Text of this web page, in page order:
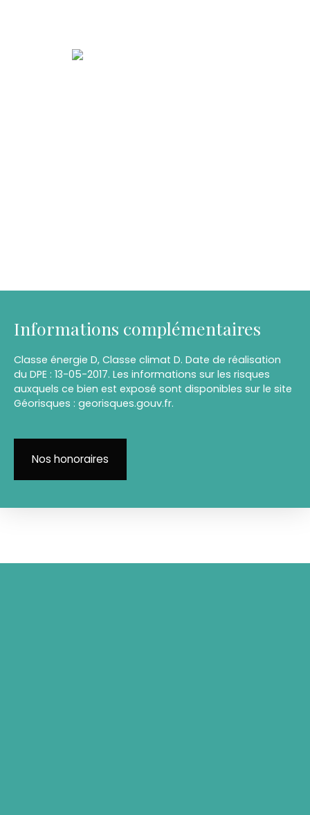
Informations complémentaires
Classe énergie D, Classe climat D. Date de réalisation
du DPE : 13-05-2017. Les informations sur les risques
auxquels ce bien est exposé sont disponibles sur le site
Géorisques : georisques.gouv.fr.
Nos honoraires